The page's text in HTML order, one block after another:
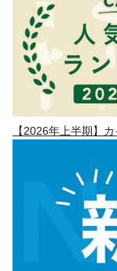
【2026年上半期】